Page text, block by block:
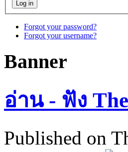
Forgot your password?
Forgot your username?
Banner
อ่าน - ฟัง
Published on